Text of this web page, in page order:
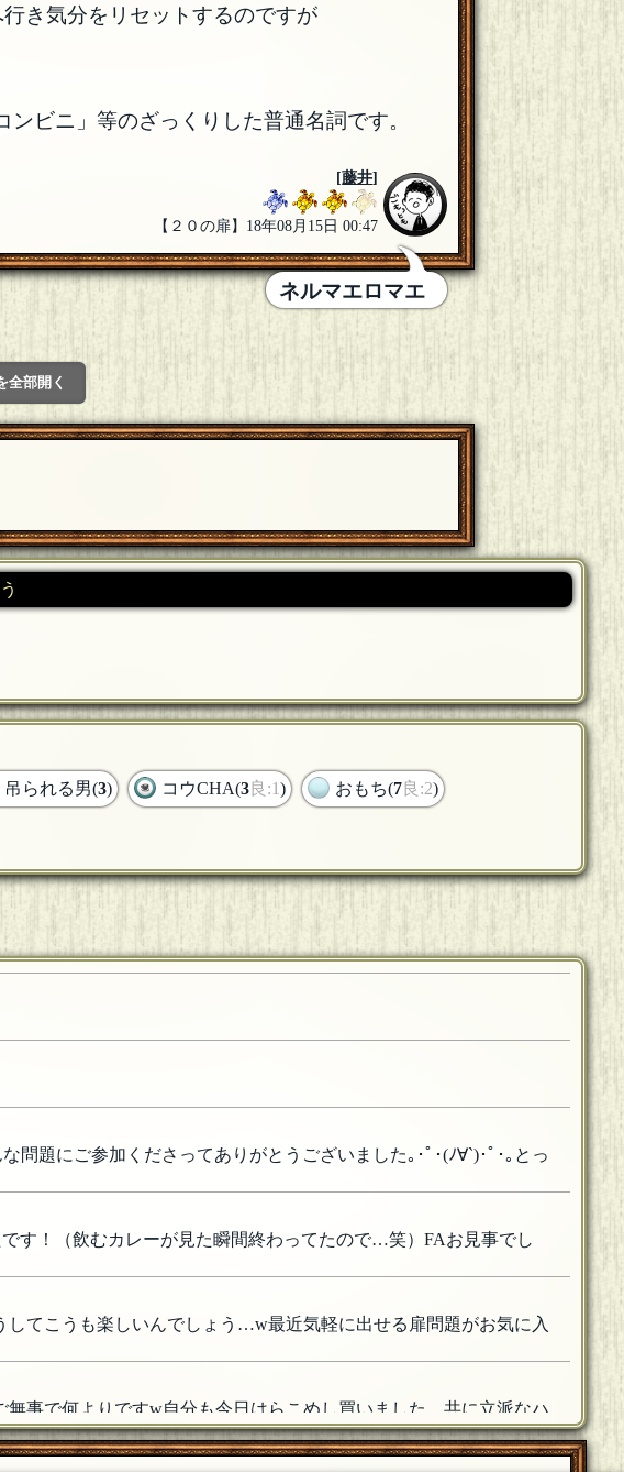
き気分をリセットするのですが
ビニ」等のざっくりした普通名詞です。
[藤井]
【２０の扉】18年08月15日 00:47
ネルマエロマエ
全部開く
吊られる男(3) コウCHA(3良:1) おもち(7良:2)
題にご参加くださってありがとうございました｡･ﾟ･(ﾉ∀`)･ﾟ･｡とっ
す！（飲むカレーが見た瞬間終わってたので…笑）FAお見事でし
てこうも楽しいんでしょう…w最近気軽に出せる扉問題がお気に入
事で何よりですw自分も今日はらこめし買いました、共に立派なハ
(＾∀＾)[18年08月15日 01:46]